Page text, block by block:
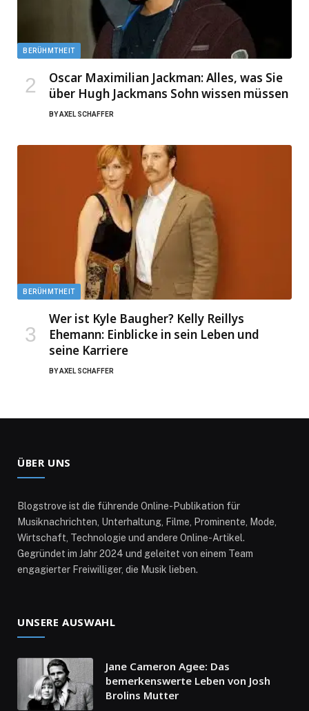
BERÜHMTHEIT
Oscar Maximilian Jackman: Alles, was Sie
über Hugh Jackmans Sohn wissen müssen
BYAXEL SCHAFFER
BERÜHMTHEIT
Wer ist Kyle Baugher? Kelly Reillys
Ehemann: Einblicke in sein Leben und
seine Karriere
BYAXEL SCHAFFER
ÜBER UNS
Blogstrove ist die führende Online-Publikation für
Musiknachrichten, Unterhaltung, Filme, Prominente, Mode,
Wirtschaft, Technologie und andere Online-Artikel.
Gegründet im Jahr 2024 und geleitet von einem Team
engagierter Freiwilliger, die Musik lieben.
UNSERE AUSWAHL
Jane Cameron Agee: Das
bemerkenswerte Leben von Josh
Brolins Mutter